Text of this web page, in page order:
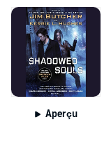
Aperçu